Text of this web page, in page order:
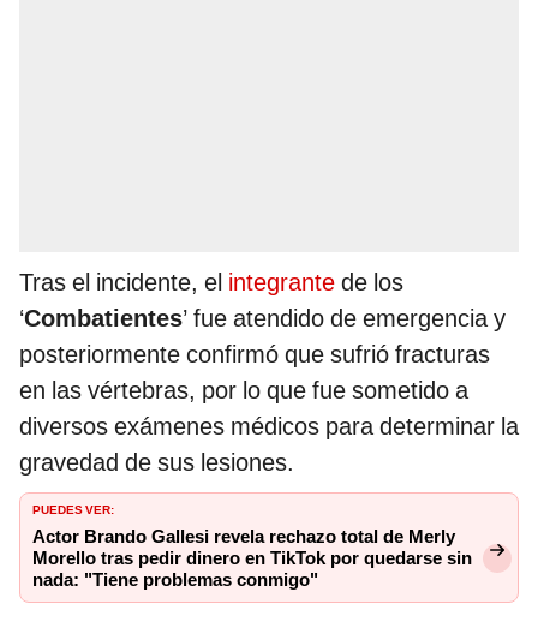
Tras el incidente, el integrante de los
‘Combatientes’ fue atendido de emergencia y
posteriormente confirmó que sufrió fracturas
en las vértebras, por lo que fue sometido a
diversos exámenes médicos para determinar la
gravedad de sus lesiones.
PUEDES VER:
Actor Brando Gallesi revela rechazo total de Merly
Morello tras pedir dinero en TikTok por quedarse sin
nada: "Tiene problemas conmigo"